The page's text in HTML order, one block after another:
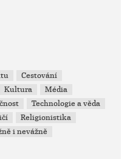
Cestování
Kultura
Média
Technologie a věda
Religionistika
i nevážně